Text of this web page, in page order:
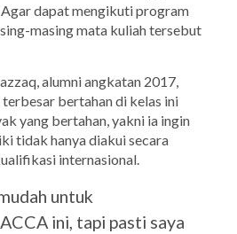
dapat mengikuti program
masing mata kuliah tersebut
alumni angkatan 2017,
bertahan di kelas ini
yang bertahan, yakni ia ingin
tidak hanya diakui secara
internasional.
untuk
ini, tapi pasti saya